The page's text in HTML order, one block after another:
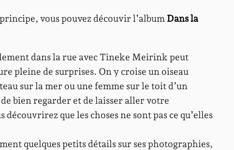
vous pouvez découvir l’album Dans la
dans la rue avec Tineke Meirink peut
pleine de surprises. On y croise un oiseau
sur la mer ou une femme sur le toit d’un
bien regarder et de laisser aller votre
que les choses ne sont pas ce qu’elles
quelques petits détails sur ses photographies,